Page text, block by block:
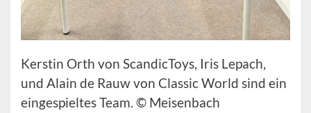
Kerstin Orth von ScandicToys, Iris Lepach,
und Alain de Rauw von Classic World sind ein
eingespieltes Team. © Meisenbach